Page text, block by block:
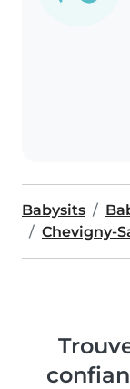
Babysits
Chevigny-